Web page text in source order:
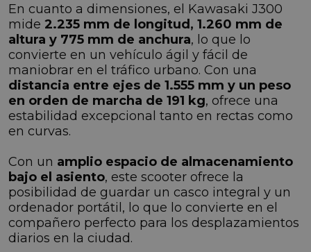
En cuanto a dimensiones, el Kawasaki J300
mide 2.235 mm de longitud, 1.260 mm de
altura y 775 mm de anchura, lo que lo
convierte en un vehículo ágil y fácil de
maniobrar en el tráfico urbano. Con una
distancia entre ejes de 1.555 mm y un peso
en orden de marcha de 191 kg, ofrece una
estabilidad excepcional tanto en rectas como
en curvas.
Con un amplio espacio de almacenamiento
bajo el asiento, este scooter ofrece la
posibilidad de guardar un casco integral y un
ordenador portátil, lo que lo convierte en el
compañero perfecto para los desplazamientos
diarios en la ciudad.